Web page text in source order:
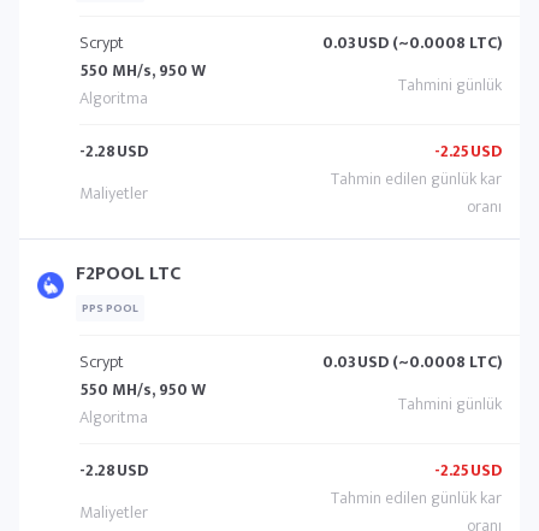
Scrypt
550 MH/s, 950 W
0.03USD (~0.0008 LTC)
-2.28USD -2.25USD
F2POOL LTC
PPS POOL
Scrypt
550 MH/s, 950 W
0.03USD (~0.0008 LTC)
-2.28USD -2.25USD